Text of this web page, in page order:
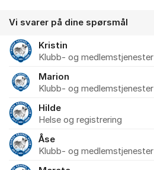
Vi svarer på dine spørsmål
Kristin
Klubb- og medlemstjenester
Marion
Klubb- og medlemstjenester
Hilde
Helse og registrering
Åse
Klubb- og medlemstjenester